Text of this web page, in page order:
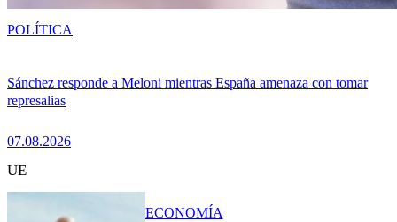
Sánchez responde a Meloni mientras España amenaza con tomar
represalias
07.08.2026
POLÍTICA
UE
ECONOMÍA